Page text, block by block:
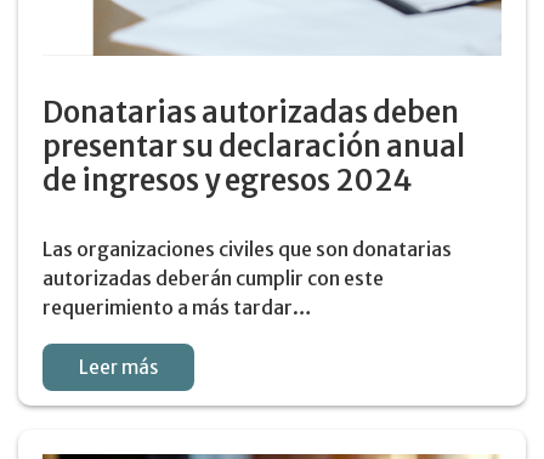
Donatarias autorizadas deben
presentar su declaración anual
de ingresos y egresos 2024
Las organizaciones civiles que son donatarias
autorizadas deberán cumplir con este
requerimiento a más tardar…
Leer más